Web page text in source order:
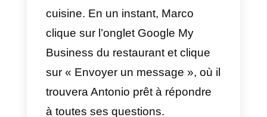
grâce à une indexation correcte
dans le moteur de recherche, les
utilisateurs pourront vous
contacter d’eux-mêmes. Vous
pouvez également activer les